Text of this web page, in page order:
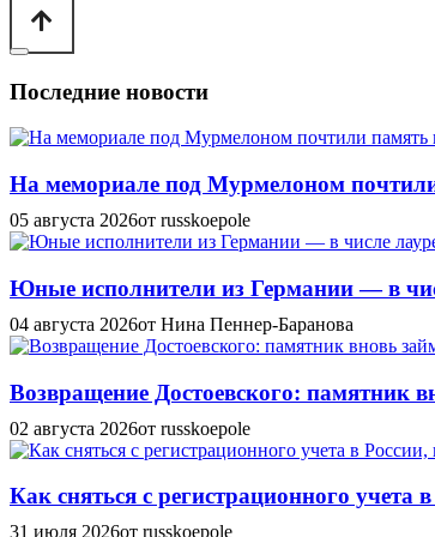
Последние новости
На мемориале под Мурмелоном почтили
05 августа 2026от russkoepole
Юные исполнители из Германии — в
04 августа 2026от Нина Пеннер-Баранова
Возвращение Достоевского: памятник
02 августа 2026от russkoepole
Как сняться с регистрационного учета
31 июля 2026от russkoepole